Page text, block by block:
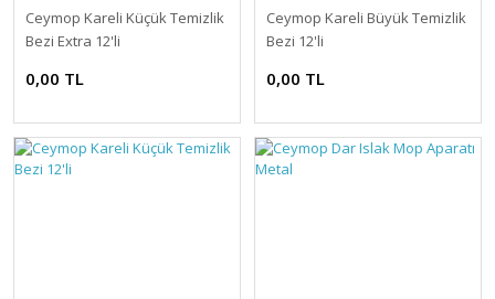
Ceymop Kareli Küçük Temizlik
Bezi Extra 12'li
0,00 TL
Ceymop Kareli Büyük Temizlik
Bezi 12'li
0,00 TL